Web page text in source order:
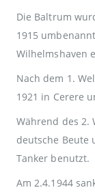
Die Baltrum
1915
Wilhelmshaven
Nach dem 1.
1921 in Cerere
Während des 2.
deutsche Beute
Tanker benutzt.
Am 2.4.1944